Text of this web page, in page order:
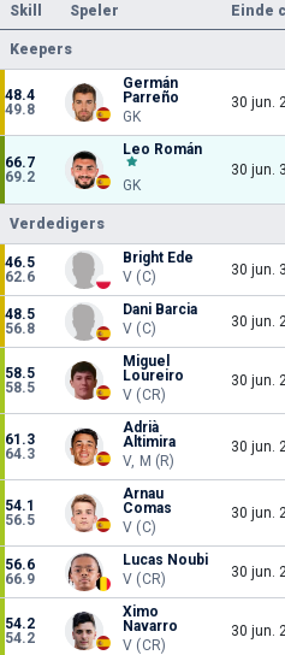
Skill Speler Einde
Keepers
48.4
49.8
Germán
Parreño
GK
30 jun.
66.7
69.2
Leo Román
GK
30 jun.
Verdedigers
46.5
62.6
Bright Ede
V (C)
30 jun.
48.5
56.8
Dani Barcia
V (C)
30 jun.
58.5
58.5
Miguel
Loureiro
V (CR)
30 jun.
61.3
64.3
Adrià
Altimira
V, M (R)
30 jun.
54.1
56.5
Arnau
Comas
V (C)
30 jun.
56.6
66.9
Lucas Noubi
V (CR)
30 jun.
54.2
54.2
Ximo
Navarro
V (CR)
30 jun.